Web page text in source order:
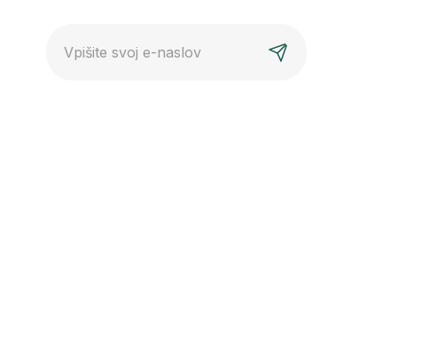
mail